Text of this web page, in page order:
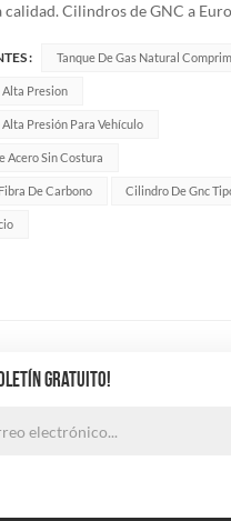
Cilindros de GNC a
y la venta de cilindros de
avanzada y un estricto
: Tanque De Gas Natural
Alta Presion
Presión Para Vehículo
Acero Sin Costura
De Carbono Cilindro De Gnc
GRATUITO!